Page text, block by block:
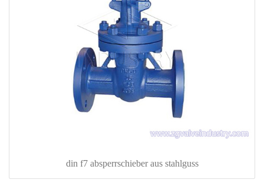
din f7 absperrschieber aus stahlguss